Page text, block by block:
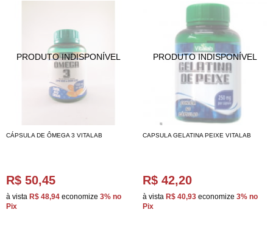
CÁPSULA DE ÔMEGA 3 VITALAB
R$ 50,45
à vista R$ 48,94 economize 3% no
Pix
CAPSULA GELATINA PEIXE VITALAB
R$ 42,20
à vista R$ 40,93 economize 3% no
Pix